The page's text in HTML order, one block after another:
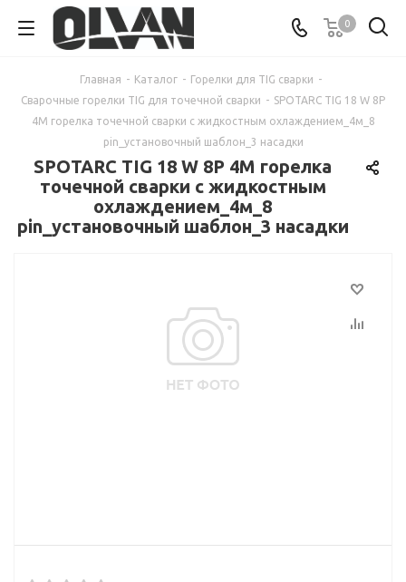
0
Главная - Каталог - Горелки для TIG сварки -
Сварочные горелки TIG для точечной сварки - SPOTARC TIG 18 W 8P
4M горелка точечной сварки с жидкостным охлаждением_4м_8
pin_установочный шаблон_3 насадки
SPOTARC TIG 18 W 8P 4M горелка
точечной сварки с жидкостным
охлаждением_4м_8
pin_установочный шаблон_3 насадки